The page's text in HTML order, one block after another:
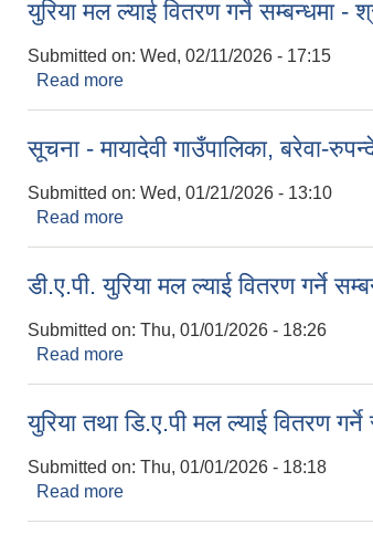
युरिया मल ल्याई वितरण गर्ने सम्बन्धमा -
Submitted on: Wed, 02/11/2026 - 17:15
Read more
सूचना - मायादेवी गाउँपालिका, बरेवा-
Submitted on: Wed, 01/21/2026 - 13:10
Read more
डी.ए.पी. युरिया मल ल्याई वितरण गर्ने
Submitted on: Thu, 01/01/2026 - 18:26
Read more
युरिया तथा डि.ए.पी मल ल्याई वितरण
Submitted on: Thu, 01/01/2026 - 18:18
Read more